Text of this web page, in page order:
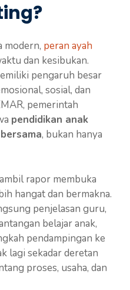
modern, peran ayah
dan kesibukan.
pengaruh besar
sosial, dan
pemerintah
pendidikan anak
, bukan hanya
rapor membuka
hangat dan bermakna.
penjelasan guru,
belajar anak,
pendampingan ke
lagi sekadar deretan
proses, usaha, dan